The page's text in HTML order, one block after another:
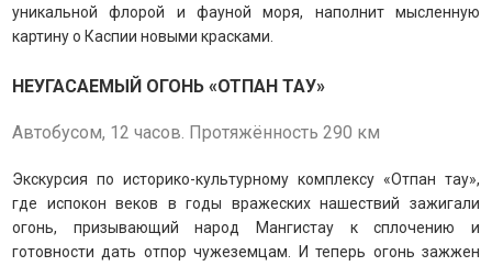
уникальной флорой и фауной моря, наполнит мысленную
картину о Каспии новыми красками.
НЕУГАСАЕМЫЙ ОГОНЬ «ОТПАН ТАУ»
Автобусом, 12 часов. Протяжённость 290 км
Экскурсия по историко-культурному комплексу «Отпан тау»,
где испокон веков в годы вражеских нашествий зажигали
огонь, призывающий народ Мангистау к сплочению и
готовности дать отпор чужеземцам. И теперь огонь зажжен